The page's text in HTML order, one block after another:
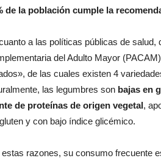
de la población cumple la
a las políticas públicas de
del Adulto Mayor
de las cuales existen 4
las legumbres son bajas en
de proteínas de origen vegetal,
y con bajo índice glicémico.
estas razones, su consumo frecuente